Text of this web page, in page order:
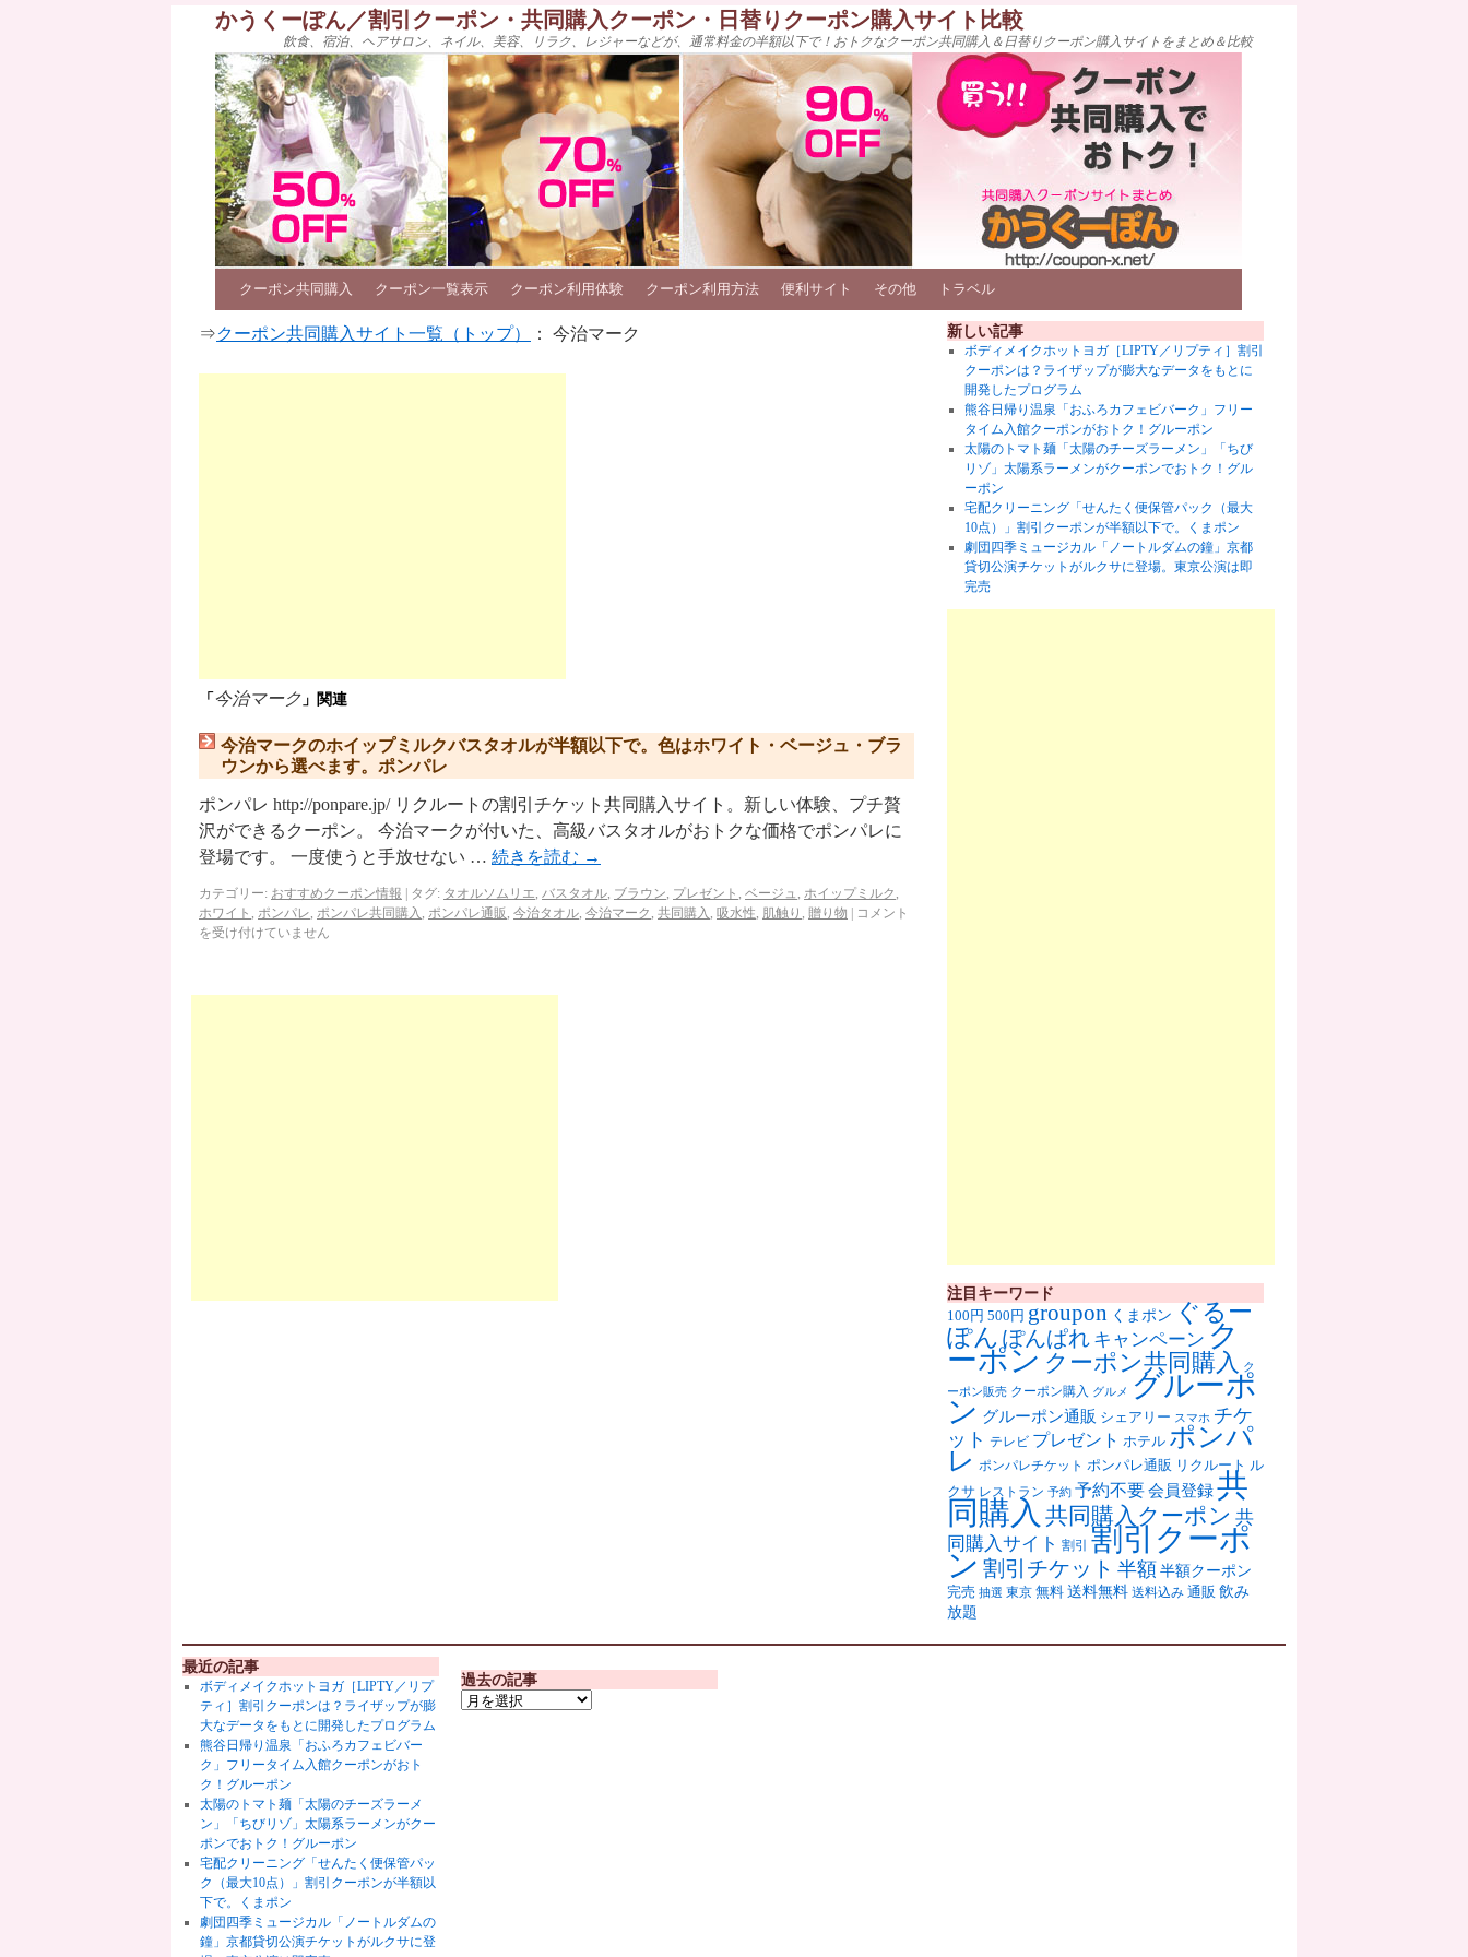
かうくーぽん／割引クーポン・共同購入クーポン・日替りクーポン購入サイト比較
飲食、宿泊、ヘアサロン、ネイル、美容、リラク、レジャーなどが、通常料金の半額以下で！おトクなクーポン共同購入＆日替りクーポン購入サイトをまとめ＆比較
クーポン共同購入 クーポン一覧表示 クーポン利用体験 クーポン利用方法 便利サイト その他 トラベル
⇒クーポン共同購入サイト一覧（トップ） ： 今治マーク
「 今治マーク 」関連
今治マークのホイップミルクバスタオルが半額以下で。色はホワイト・ベージュ・ブラ
ウンから選べます。ポンパレ
ポンパレ http://ponpare.jp/ リクルートの割引チケット共同購入サイト。新しい体験、プチ贅
沢ができるクーポン。 今治マークが付いた、高級バスタオルがおトクな価格でポンパレに
登場です。 一度使うと手放せない … 続きを読む →
カテゴリー: おすすめクーポン情報 タグ: タオルソムリエ, バスタオル, ブラウン, プレゼント , ベージュ , ホイップミルク ,
ホワイト , ポンパレ, ポンパレ共同購入 , ポンパレ通販 , 今治タオル, 今治マーク , 共同購入 , 吸水性, 肌触り , 贈り物
コメント
を受け付けていません
新しい記事
ボディメイクホットヨガ［LIPTY／リプティ］割引
クーポンは？ライザップが膨大なデータをもとに
開発したプログラム
熊谷日帰り温泉「おふろカフェビバーク」フリー
タイム入館クーポンがおトク！グルーポン
太陽のトマト麺「太陽のチーズラーメン」「ちび
リゾ」太陽系ラーメンがクーポンでおトク！グル
ーポン
宅配クリーニング「せんたく便保管パック（最大
10点）」割引クーポンが半額以下で。くまポン
劇団四季ミュージカル「ノートルダムの鐘」京都
貸切公演チケットがルクサに登場。東京公演は即
完売
注目キーワード
100円 500円 groupon くまポン ぐるー
ぽん ぽんぱれ キャンペーン ク
ーポン クーポン共同購入 ク
ーポン販売 クーポン購入 グルメ グルーポ
ン グルーポン通販 シェアリー スマホ チケ
ット テレビ プレゼント ホテル ポンパ
レ ポンパレチケット ポンパレ通販 リクルート ル
クサ レストラン 予約 予約不要会員登録共
同購入 共同購入クーポン 共
同購入サイト 割引 割引クーポ
ン 割引チケット 半額 半額クーポン
完売 抽選 東京 無料 送料無料 送料込み 通販 飲み
放題
最近の記事
ボディメイクホットヨガ［LIPTY／リプ
ティ］割引クーポンは？ライザップが膨
大なデータをもとに開発したプログラム
熊谷日帰り温泉「おふろカフェビバー
ク」フリータイム入館クーポンがおト
ク！グルーポン
太陽のトマト麺「太陽のチーズラーメ
ン」「ちびリゾ」太陽系ラーメンがクー
ポンでおトク！グルーポン
宅配クリーニング「せんたく便保管パッ
ク（最大10点）」割引クーポンが半額以
下で。くまポン
劇団四季ミュージカル「ノートルダムの
鐘」京都貸切公演チケットがルクサに登
過去の記事